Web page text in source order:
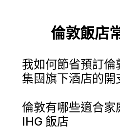
倫敦飯店
我如何節省預訂倫
集團旗下酒店的開
倫敦有哪些適合家
IHG 飯店